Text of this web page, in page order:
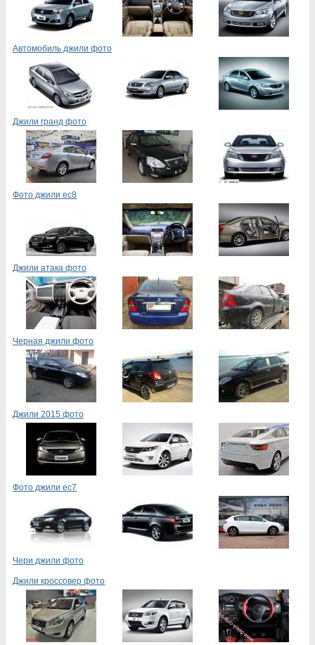
Автомобиль джили фото
Джили гранд фото
Фото джили ес8
Джили атака фото
Черная джили фото
Джили 2015 фото
Фото джили ес7
Чери джили фото
Джили кроссовер фото